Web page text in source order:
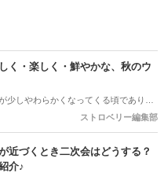
・楽しく・鮮やかな、秋のウ
少しやわらかくなってくる頃であり、
ってくる季節。同時に、おいしいもの
ストロベリー編集部
近づくとき二次会はどうする？
介♪